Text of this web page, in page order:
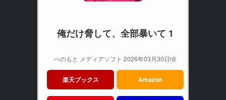
俺だけ脅して、全部暴いて 1
べのもと メディアソフト 2026年03月30日頃
楽天ブックス Amazon